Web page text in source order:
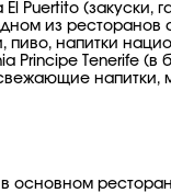
Puertito (закуски,
из ресторанов
напитки
Principe Tenerife (в
напитки,
основном